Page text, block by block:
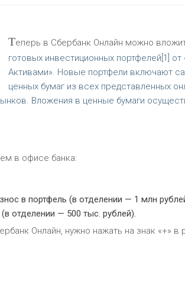
Теперь в Сбербанк Онлайн можно
готовых инвестиционных портфелей[1]
Активами». Новые портфели включают
ценных бумаг из всех представленных
Вложения в ценные бумаги
в офисе банка:
в портфель (в отделении — 1 млн
отделении — 500 тыс. рублей).
Онлайн, нужно нажать на знак «+» в